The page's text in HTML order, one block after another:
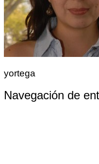
yortega
Navegación de